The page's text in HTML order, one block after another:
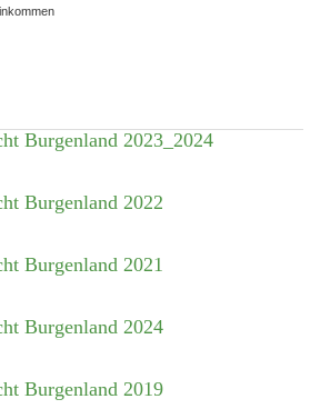
Burgenland 2023_2024
Burgenland 2022
Burgenland 2021
Burgenland 2024
Burgenland 2019